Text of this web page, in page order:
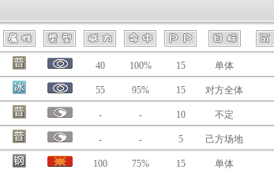
40 100% 15 单体
55 95% 15 对方全体
- - 10 不定
- - 5 己方场地
100 75% 15 单体